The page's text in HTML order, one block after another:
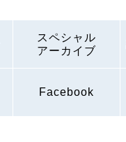
スペシャル
アーカイブ
Facebook